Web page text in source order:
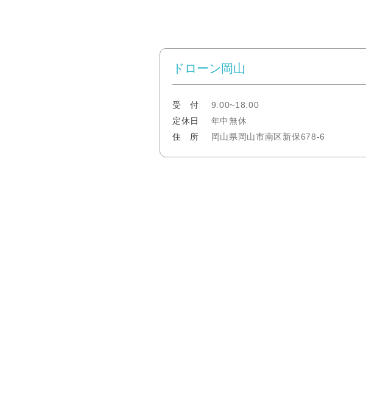
ドローン岡山
受 付 9:00~18:00
定休日
年中無休
住 所 岡山県岡山市南区新保678-6